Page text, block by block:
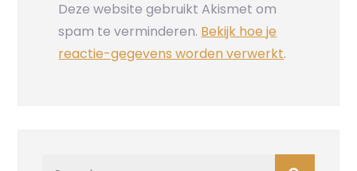
Deze website gebruikt Akismet om
spam te verminderen. Bekijk hoe je
reactie-gegevens worden verwerkt.